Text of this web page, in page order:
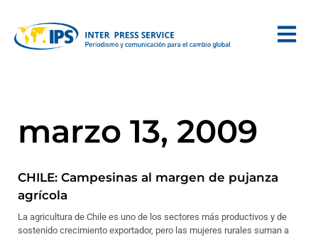
marzo 13, 2009
CHILE: Campesinas al margen de pujanza
agrícola
La agricultura de Chile es uno de los sectores más productivos y de
sostenido crecimiento exportador, pero las mujeres rurales suman a